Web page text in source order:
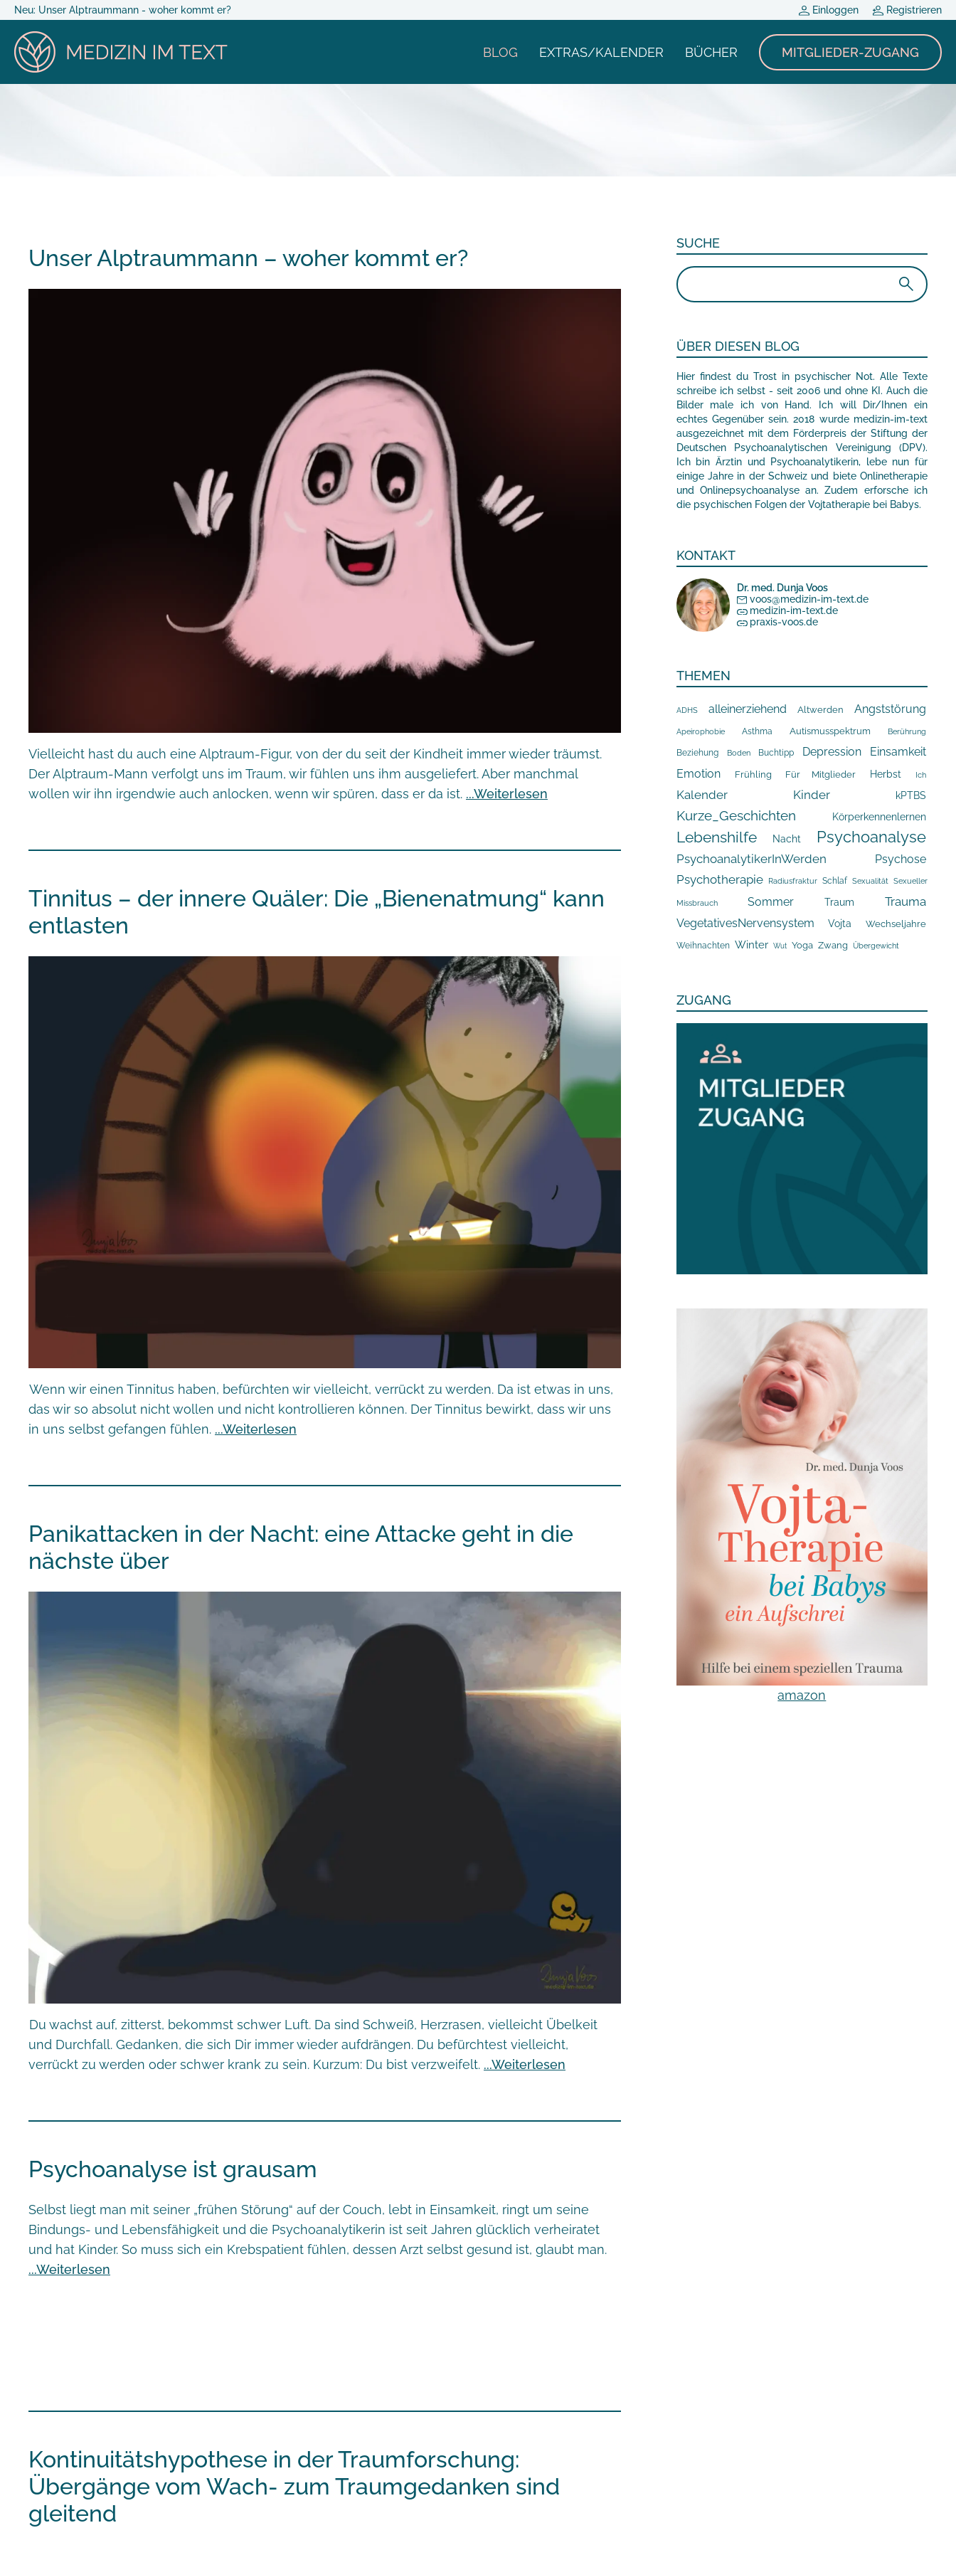
Neu: Unser Alptraummann - woher kommt er? Einloggen Registrieren
BLOG EXTRAS/KALENDER BÜCHER MITGLIEDER-ZUGANG
Unser Alptraummann – woher kommt er?
Vielleicht hast du auch eine Alptraum-Figur, von der du seit der Kindheit immer wieder träumst.
Der Alptraum-Mann verfolgt uns im Traum, wir fühlen uns ihm ausgeliefert. Aber manchmal
wollen wir ihn irgendwie auch anlocken, wenn wir spüren, dass er da ist.
Weiterlesen
Tinnitus – der innere Quäler: Die „Bienenatmung“ kann
entlasten
Wenn wir einen Tinnitus haben, befürchten wir vielleicht, verrückt zu werden. Da ist etwas in uns,
das wir so absolut nicht wollen und nicht kontrollieren können. Der Tinnitus bewirkt, dass wir uns
in uns selbst gefangen fühlen.
Weiterlesen
Panikattacken in der Nacht: eine Attacke geht in die
nächste über
Du wachst auf, zitterst, bekommst schwer Luft. Da sind Schweiß, Herzrasen, vielleicht Übelkeit
und Durchfall. Gedanken, die sich Dir immer wieder aufdrängen. Du befürchtest vielleicht,
verrückt zu werden oder schwer krank zu sein. Kurzum: Du bist verzweifelt.
Weiterlesen
Psychoanalyse ist grausam
Selbst liegt man mit seiner „frühen Störung“ auf der Couch, lebt in Einsamkeit, ringt um seine
Bindungs- und Lebensfähigkeit und die Psychoanalytikerin ist seit Jahren glücklich verheiratet
und hat Kinder. So muss sich ein Krebspatient fühlen, dessen Arzt selbst gesund ist, glaubt man.
Weiterlesen
Kontinuitätshypothese in der Traumforschung:
Übergänge vom Wach- zum Traumgedanken sind
gleitend
SUCHE
Suchen
nach:
ÜBER DIESEN BLOG
Hier findest du Trost in psychischer Not. Alle Texte
schreibe ich selbst - seit 2006 und ohne KI. Auch die
Bilder male ich von Hand. Ich will Dir/Ihnen ein
echtes Gegenüber sein. 2018 wurde medizin-im-text
ausgezeichnet mit dem Förderpreis der Stiftung der
Deutschen Psychoanalytischen Vereinigung (DPV).
Ich bin Ärztin und Psychoanalytikerin, lebe nun für
einige Jahre in der Schweiz und biete Onlinetherapie
und Onlinepsychoanalyse an. Zudem erforsche ich
die psychischen Folgen der Vojtatherapie bei Babys.
KONTAKT
Dr. med. Dunja Voos
voos@medizin-im-text.de
medizin-im-text.de
praxis-voos.de
THEMEN
ADHS alleinerziehend Altwerden Angststörung
Apeirophobie Asthma Autismusspektrum Berührung
Beziehung Boden Buchtipp Depression
Einsamkeit
Emotion
Frühling Für Mitglieder Herbst Ich
Kalender Kinder kPTBS
Kurze_Geschichten Körperkennenlernen
Lebenshilfe Nacht Psychoanalyse
PsychoanalytikerInWerden Psychose
Psychotherapie Radiusfraktur Schlaf Sexualität Sexueller
Missbrauch Sommer Traum Trauma
VegetativesNervensystem Vojta Wechseljahre
Weihnachten Winter Wut Yoga Zwang Übergewicht
ZUGANG
amazon